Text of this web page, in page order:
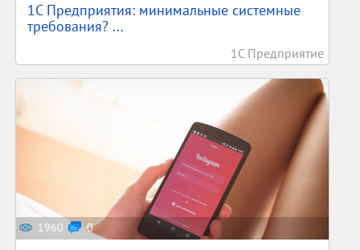
1С Предприятия: минимальные системные
требования? ...
1С Предприятие
1960 0